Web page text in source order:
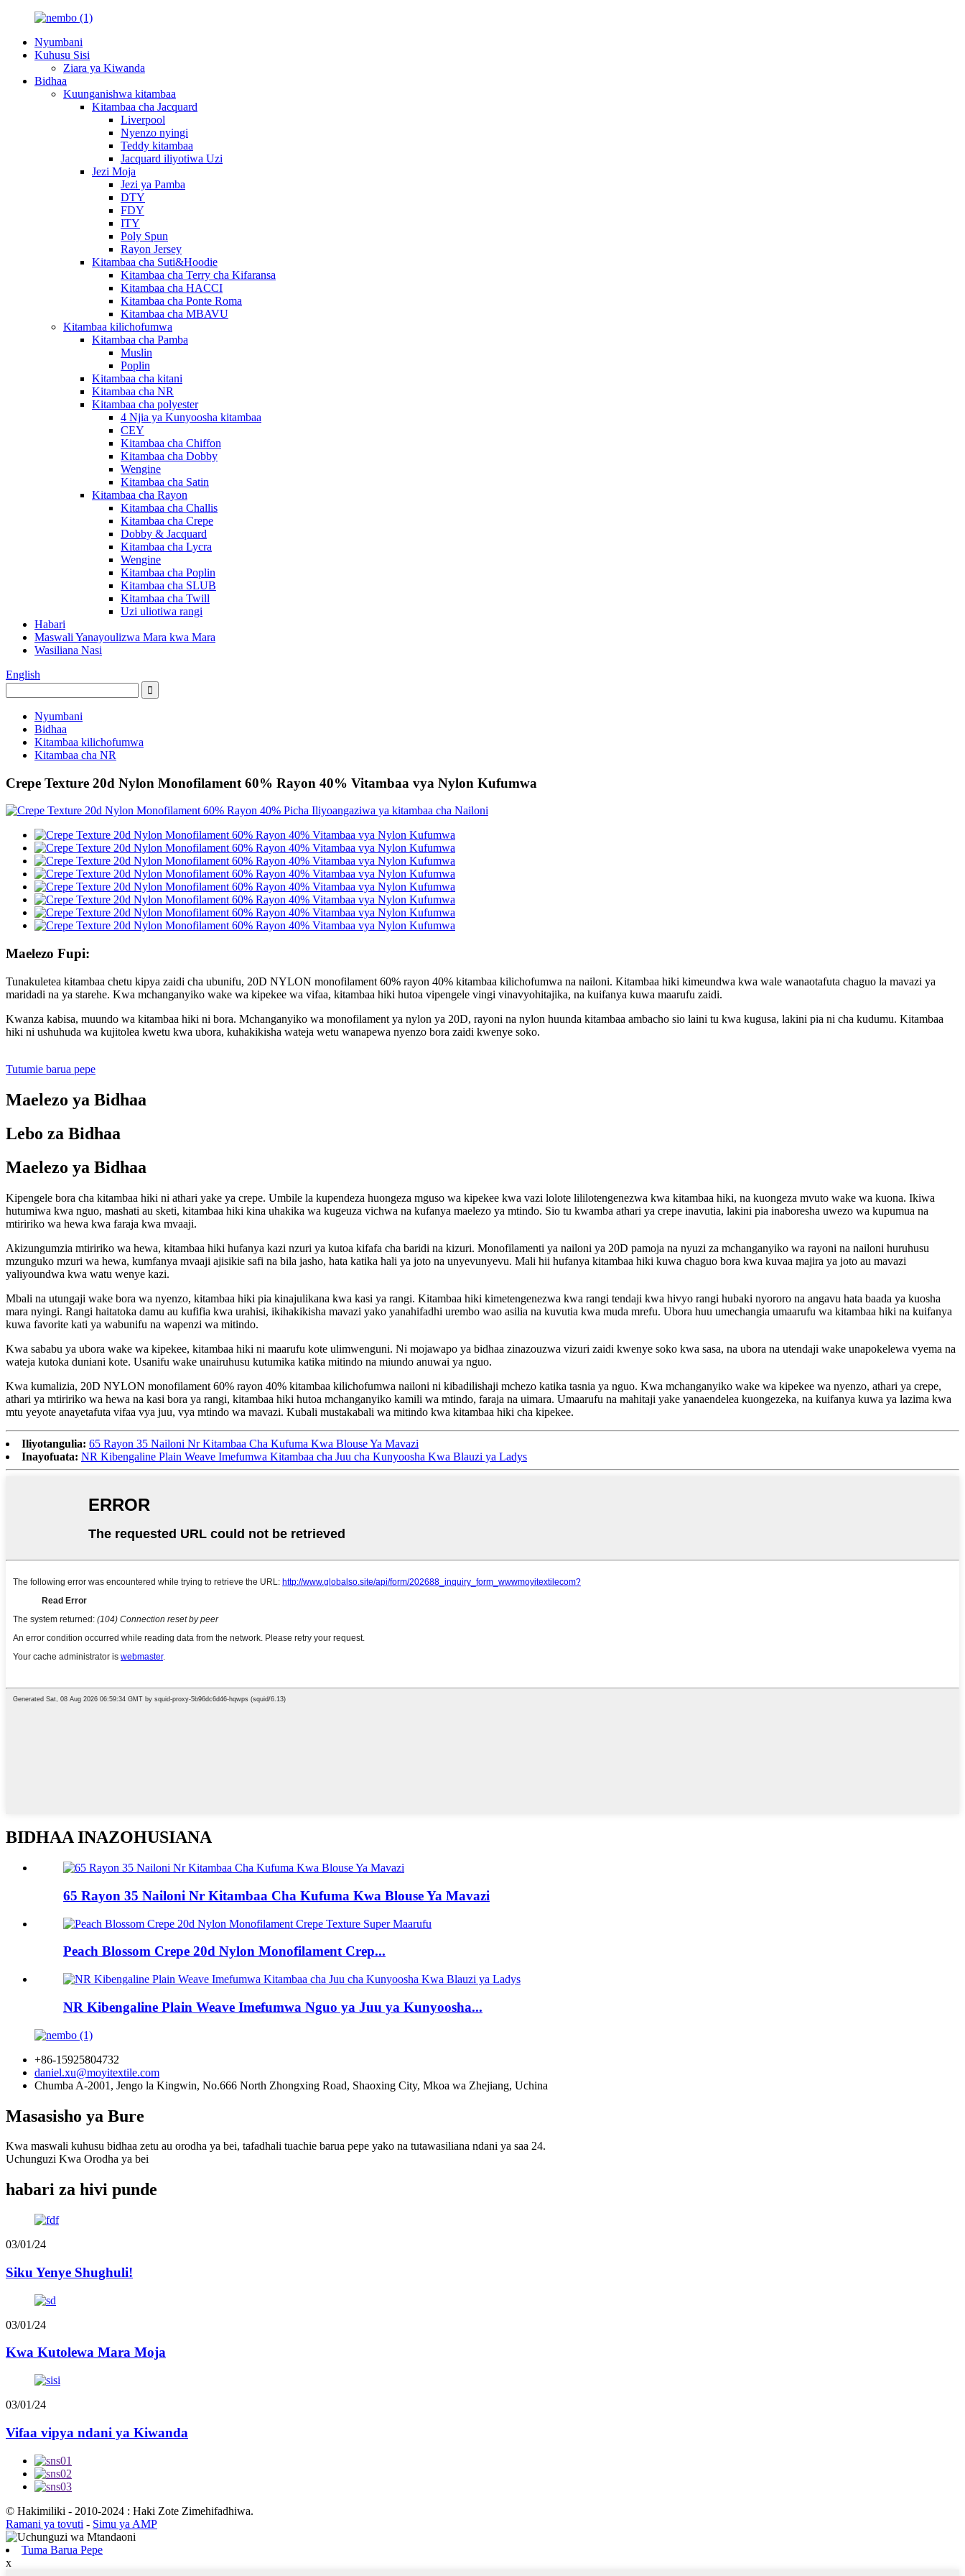
Nyumbani
Kuhusu Sisi
Ziara ya Kiwanda
Bidhaa
Kuunganishwa kitambaa
Kitambaa cha Jacquard
Liverpool
Nyenzo nyingi
Teddy kitambaa
Jacquard iliyotiwa Uzi
Jezi Moja
Jezi ya Pamba
DTY
FDY
ITY
Poly Spun
Rayon Jersey
Kitambaa cha Suti&Hoodie
Kitambaa cha Terry cha Kifaransa
Kitambaa cha HACCI
Kitambaa cha Ponte Roma
Kitambaa cha MBAVU
Kitambaa kilichofumwa
Kitambaa cha Pamba
Muslin
Poplin
Kitambaa cha kitani
Kitambaa cha NR
Kitambaa cha polyester
4 Njia ya Kunyoosha kitambaa
CEY
Kitambaa cha Chiffon
Kitambaa cha Dobby
Wengine
Kitambaa cha Satin
Kitambaa cha Rayon
Kitambaa cha Challis
Kitambaa cha Crepe
Dobby & Jacquard
Kitambaa cha Lycra
Wengine
Kitambaa cha Poplin
Kitambaa cha SLUB
Kitambaa cha Twill
Uzi uliotiwa rangi
Habari
Maswali Yanayoulizwa Mara kwa Mara
Wasiliana Nasi
English
Nyumbani
Bidhaa
Kitambaa kilichofumwa
Kitambaa cha NR
Crepe Texture 20d Nylon Monofilament 60% Rayon 40% Vitambaa vya Nylon Kufumwa
Maelezo Fupi:
Tunakuletea kitambaa chetu kipya zaidi cha ubunifu, 20D NYLON monofilament 60% rayon 40% kitambaa kilichofumwa na nailoni. Kitambaa hiki kimeundwa kwa wale wanaotafuta chaguo la mavazi ya
maridadi na ya starehe. Kwa mchanganyiko wake wa kipekee wa vifaa, kitambaa hiki hutoa vipengele vingi vinavyohitajika, na kuifanya kuwa maarufu zaidi.
Kwanza kabisa, muundo wa kitambaa hiki ni bora. Mchanganyiko wa monofilament ya nylon ya 20D, rayoni na nylon huunda kitambaa ambacho sio laini tu kwa kugusa, lakini pia ni cha kudumu. Kitambaa
hiki ni ushuhuda wa kujitolea kwetu kwa ubora, kuhakikisha wateja wetu wanapewa nyenzo bora zaidi kwenye soko.
Tutumie barua pepe
Maelezo ya Bidhaa
Lebo za Bidhaa
Maelezo ya Bidhaa
Kipengele bora cha kitambaa hiki ni athari yake ya crepe. Umbile la kupendeza huongeza mguso wa kipekee kwa vazi lolote lililotengenezwa kwa kitambaa hiki, na kuongeza mvuto wake wa kuona. Ikiwa
hutumiwa kwa nguo, mashati au sketi, kitambaa hiki kina uhakika wa kugeuza vichwa na kufanya maelezo ya mtindo. Sio tu kwamba athari ya crepe inavutia, lakini pia inaboresha uwezo wa kupumua na
mtiririko wa hewa kwa faraja kwa mvaaji.
Akizungumzia mtiririko wa hewa, kitambaa hiki hufanya kazi nzuri ya kutoa kifafa cha baridi na kizuri. Monofilamenti ya nailoni ya 20D pamoja na nyuzi za mchanganyiko wa rayoni na nailoni huruhusu
mzunguko mzuri wa hewa, kumfanya mvaaji ajisikie safi na bila jasho, hata katika hali ya joto na unyevunyevu. Mali hii hufanya kitambaa hiki kuwa chaguo bora kwa kuvaa majira ya joto au mavazi
yaliyoundwa kwa watu wenye kazi.
Mbali na utungaji wake bora wa nyenzo, kitambaa hiki pia kinajulikana kwa kasi ya rangi. Kitambaa hiki kimetengenezwa kwa rangi tendaji kwa hivyo rangi hubaki nyororo na angavu hata baada ya kuosha
mara nyingi. Rangi haitatoka damu au kufifia kwa urahisi, ikihakikisha mavazi yako yanahifadhi urembo wao asilia na kuvutia kwa muda mrefu. Ubora huu umechangia umaarufu wa kitambaa hiki na kuifanya
kuwa favorite kati ya wabunifu na wapenzi wa mitindo.
Kwa sababu ya ubora wake wa kipekee, kitambaa hiki ni maarufu kote ulimwenguni. Ni mojawapo ya bidhaa zinazouzwa vizuri zaidi kwenye soko kwa sasa, na ubora na utendaji wake unapokelewa vyema na
wateja kutoka duniani kote. Usanifu wake unairuhusu kutumika katika mitindo na miundo anuwai ya nguo.
Kwa kumalizia, 20D NYLON monofilament 60% rayon 40% kitambaa kilichofumwa nailoni ni kibadilishaji mchezo katika tasnia ya nguo. Kwa mchanganyiko wake wa kipekee wa nyenzo, athari ya crepe,
athari ya mtiririko wa hewa na kasi bora ya rangi, kitambaa hiki hutoa mchanganyiko kamili wa mtindo, faraja na uimara. Umaarufu na mahitaji yake yanaendelea kuongezeka, na kuifanya kuwa ya lazima kwa
mtu yeyote anayetafuta vifaa vya juu, vya mtindo wa mavazi. Kubali mustakabali wa mitindo kwa kitambaa hiki cha kipekee.
Iliyotangulia: 65 Rayon 35 Nailoni Nr Kitambaa Cha Kufuma Kwa Blouse Ya Mavazi
Inayofuata: NR Kibengaline Plain Weave Imefumwa Kitambaa cha Juu cha Kunyoosha Kwa Blauzi ya Ladys
BIDHAA INAZOHUSIANA
65 Rayon 35 Nailoni Nr Kitambaa Cha Kufuma Kwa Blouse Ya Mavazi
Peach Blossom Crepe 20d Nylon Monofilament Crep...
NR Kibengaline Plain Weave Imefumwa Nguo ya Juu ya Kunyoosha...
+86-15925804732
daniel.xu@moyitextile.com
Chumba A-2001, Jengo la Kingwin, No.666 North Zhongxing Road, Shaoxing City, Mkoa wa Zhejiang, Uchina
Masasisho ya Bure
Kwa maswali kuhusu bidhaa zetu au orodha ya bei, tafadhali tuachie barua pepe yako na tutawasiliana ndani ya saa 24.
Uchunguzi Kwa Orodha ya bei
habari za hivi punde
03/01/24
Siku Yenye Shughuli!
03/01/24
Kwa Kutolewa Mara Moja
03/01/24
Vifaa vipya ndani ya Kiwanda
© Hakimiliki - 2010-2024 : Haki Zote Zimehifadhiwa.
Ramani ya tovuti - Simu ya AMP
Tuma Barua Pepe
x